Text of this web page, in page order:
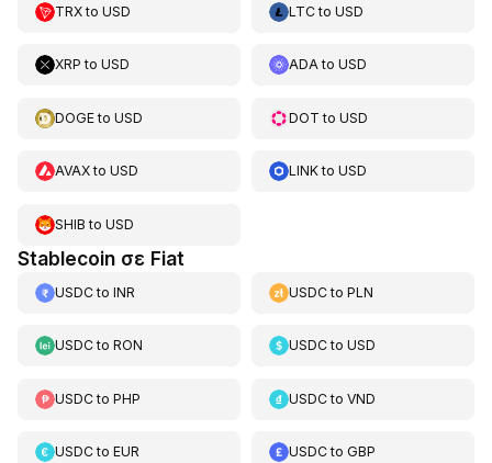
TRXto USD LTCtoUSD
XRP to USD ADAtoUSD
DOGEto USD DOT toUSD
AVAXto USD LINKtoUSD
SHIB to USD
Stablecoin σε Fiat
USDCto INR USDCtoPLN
USDCto RON USDCtoUSD
USDCto PHP USDCtoVND
USDCto EUR USDCtoGBP